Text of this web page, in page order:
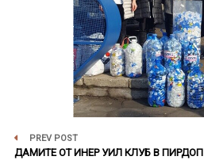
PREV POST
ДАМИТЕ ОТ ИНЕР УИЛ КЛУБ В ПИРДОП